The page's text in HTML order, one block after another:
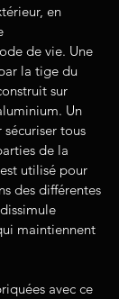
en
de vie. Une
la tige du
sur
Un
tous
de la
utilisé pour
des différentes
maintiennent
avec ce